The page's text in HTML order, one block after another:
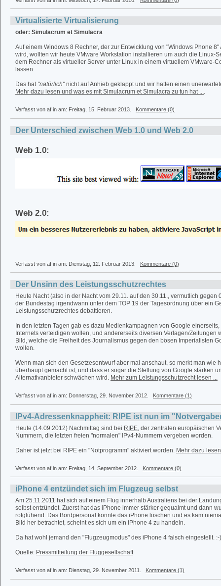
Virtualisierte Virtualisierung
oder: Simulacrum et Simulacra
Auf einem Windows 8 Rechner, der zur Entwicklung von "Windows Phone
wird, wollten wir heute VMware Workstation installieren um auch die Linux-
dem Rechner als virtueller Server unter Linux in einem virtuellem VMware-
lassen.
Das hat "natürlich"nicht auf Anhieb geklappt und wir hatten einen
Mehr dazu lesen und was es mit Simulacrum et Simulacra zu tun hat ....
Verfasst von af in am: Freitag, 15. Februar 2013. Kommentare (0)
Der Unterschied zwischen Web 1.0 und Web 2.0
Web 1.0:
Web 2.0:
Verfasst von af in am: Dienstag, 12. Februar 2013. Kommentare (0)
Der Unsinn des Leistungsschutzrechtes
Heute Nacht (also in der Nacht vom 29.11. auf den 30.11., vermutlich gegen
der Bundestag irgendwann unter dem TOP 19 der Tagesordnung über ein
Leistungsschutzrechtes debattieren.
In den letzten Tagen gab es dazu Medienkampagnen von Google
Internets verteidigen wollen, und andererseits diversen Verlagen/Zeitungen
Bild, welche die Freiheit des Journalismus gegen den bösen Imperialisten
wollen.
Wenn man sich den Gesetzesentwurf aber mal anschaut, so merkt man wie
überhaupt gemacht ist, und dass er sogar die Stellung von Google stärken
Alternativanbieter schwächen wird. Mehr zum Leistungsschutzrecht lesen ...
Verfasst von af in am: Donnerstag, 29. November 2012. Kommentare (1)
IPv4-Adressenknappheit: RIPE ist nun im
Heute (14.09.2012) Nachmittag sind bei RIPE, der zentralen europäischen
Nummern, die letzten freien "normalen" IPv4-Nummern vergeben worden.
Daher ist jetzt bei RIPE ein "Notprogramm" aktiviert worden. Mehr dazu
Verfasst von af in am: Freitag, 14. September 2012. Kommentare (0)
iPhone 4 entzündet sich im Flugzeug selbst
Am 25.11.2011 hat sich auf einem Flug innerhalb Australiens bei der
selbst entzündet. Zuerst hat das iPhone immer stärker gequalmt und dann
rotglühend. Das Bordpersonal konnte das iPhone löschen und es kam
Bild her betrachtet, scheint es sich um ein iPhone 4 zu handeln.
Da hat wohl jemand den "Flugzeugmodus" des iPhone 4 falsch eingestellt. :-)
Quelle: Pressmitteilung der Fluggesellschaft
Verfasst von af in am: Dienstag, 29. November 2011. Kommentare (1)